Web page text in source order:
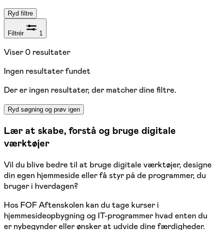
Ryd filtre
Filtrér 1
Viser0 resultater
Ingen resultater fundet
Der er ingen resultater, der matcher dine filtre.
Ryd søgning og prøv igen
Lær at skabe, forstå og bruge digitale
værktøjer
Vil du blive bedre til at bruge digitale værktøjer, designe
din egen hjemmeside eller få styr på de programmer, du
bruger i hverdagen?
Hos FOF Aftenskolen kan du tage kurser i
hjemmesideopbygning og IT-programmer hvad enten du
er nybegynder eller ønsker at udvide dine færdigheder.